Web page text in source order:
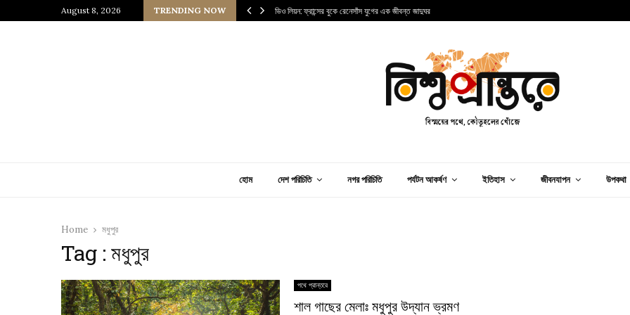
August 8, 2026 TRENDING NOW
জাপানি আধ্যাত্মিকতার ছোঁয়া ভিও লিয়ন: ফ্রান্সের বুকে রেনেসাঁস যুগের এক জীবন্ত জাদুঘর
হোম দেশ পরিচিতি নগর পরিচিতি পর্যটন আকর্ষণ ইতিহাস জীবনযাপন উপকথা
Home মধুপুর
Tag : মধুপুর
পথে প্রান্তরে
শাল গাছের মেলাঃ মধুপুর উদ্যান ভ্রমণ